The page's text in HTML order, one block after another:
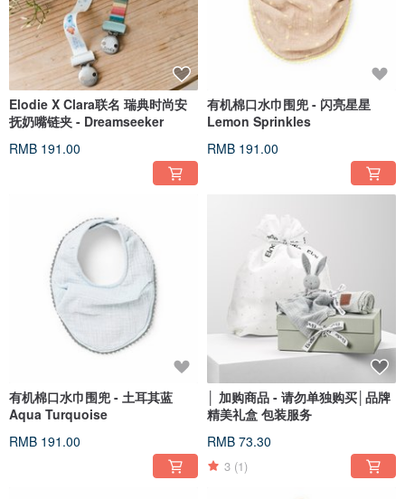
Elodie X Clara联名 瑞典时尚安
抚奶嘴链夹 - Dreamseeker
RMB 191.00
有机棉口水巾围兜 - 闪亮星星
Lemon Sprinkles
RMB 191.00
有机棉口水巾围兜 - 土耳其蓝
Aqua Turquoise
RMB 191.00
│ 加购商品 - 请勿单独购买│品牌
精美礼盒 包装服务
RMB 73.30
3 (1)